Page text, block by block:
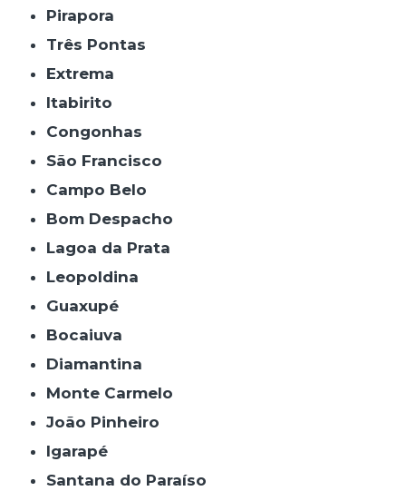
Pirapora
Três Pontas
Extrema
Itabirito
Congonhas
São Francisco
Campo Belo
Bom Despacho
Lagoa da Prata
Leopoldina
Guaxupé
Bocaiuva
Diamantina
Monte Carmelo
João Pinheiro
Igarapé
Santana do Paraíso